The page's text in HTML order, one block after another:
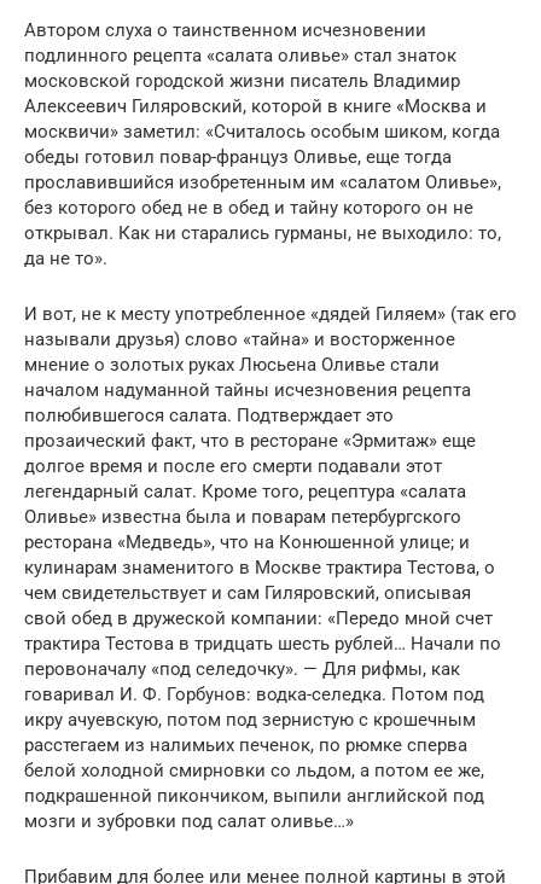
Автором слуха о таинственном исчезновении
подлинного рецепта «салата оливье» стал знаток
московской городской жизни писатель Владимир
Алексеевич Гиляровский, которой в книге «Москва и
москвичи» заметил: «Считалось особым шиком, когда
обеды готовил повар-француз Оливье, еще тогда
прославившийся изобретенным им «салатом Оливье»,
без которого обед не в обед и тайну которого он не
открывал. Как ни старались гурманы, не выходило: то,
да не то».
И вот, не к месту употребленное «дядей Гиляем» (так его
называли друзья) слово «тайна» и восторженное
мнение о золотых руках Люсьена Оливье стали
началом надуманной тайны исчезновения рецепта
полюбившегося салата. Подтверждает это
прозаический факт, что в ресторане «Эрмитаж» еще
долгое время и после его смерти подавали этот
легендарный салат. Кроме того, рецептура «салата
Оливье» известна была и поварам петербургского
ресторана «Медведь», что на Конюшенной улице; и
кулинарам знаменитого в Москве трактира Тестова, о
чем свидетельствует и сам Гиляровский, описывая
свой обед в дружеской компании: «Передо мной счет
трактира Тестова в тридцать шесть рублей… Начали по
перовоначалу «под селедочку». — Для рифмы, как
говаривал И. Ф. Горбунов: водка-селедка. Потом под
икру ачуевскую, потом под зернистую с крошечным
расстегаем из налимьих печенок, по рюмке сперва
белой холодной смирновки со льдом, а потом ее же,
подкрашенной пикончиком, выпили английской под
мозги и зубровки под салат оливье…»
Прибавим для более или менее полной картины в этой